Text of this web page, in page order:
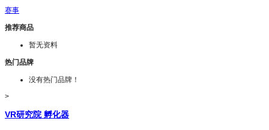
赛事
推荐商品
暂无资料
热门品牌
没有热门品牌！
>
VR研究院 孵化器